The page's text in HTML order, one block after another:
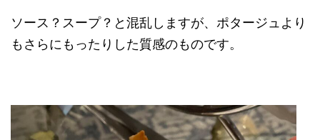
ソース？スープ？と混乱しますが、ポタージュより
もさらにもったりした質感のものです。